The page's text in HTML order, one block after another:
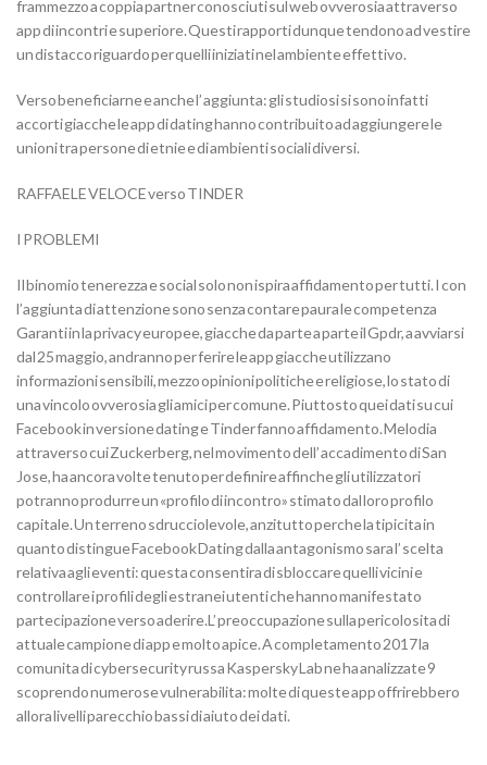
frammezzo a coppia partner conosciuti sul web ovverosia attraverso
app di incontri e superiore. Questi rapporti dunque tendono ad vestire
un distacco riguardo per quelli iniziati nel ambiente effettivo.
Verso beneficiarne e anche l’ aggiunta: gli studiosi si sono infatti
accorti giacche le app di dating hanno contribuito ad aggiungere le
unioni tra persone di etnie e di ambienti sociali diversi.
RAFFAELE VELOCE verso TINDER
I PROBLEMI
Il binomio tenerezza e social solo non ispira affidamento per tutti. I con
l’aggiunta di attenzione sono senza contare paura le competenza
Garanti in la privacy europee, giacche da parte a parte il Gpdr, a avviarsi
dal 25 maggio, andranno per ferire le app giacche utilizzano
informazioni sensibili, mezzo opinioni politiche e religiose, lo stato di
una vincolo ovverosia gli amici per comune. Piuttosto quei dati su cui
Facebook in versione dating e Tinder fanno affidamento. Melodia
attraverso cui Zuckerberg, nel movimento dell’ accadimento di San
Jose, ha ancora volte tenuto per definire affinche gli utilizzatori
potranno produrre un «profilo di incontro» stimato dal loro profilo
capitale. Un terreno sdrucciolevole, anzitutto perche la tipicita in
quanto distingue Facebook Dating dalla antagonismo sara l’ scelta
relativa agli eventi: questa consentira di sbloccare quelli vicini e
controllare i profili degli estranei utenti che hanno manifestato
partecipazione verso aderire.L’ preoccupazione sulla pericolosita di
attuale campione di app e molto apice. A completamento 2017 la
comunita di cybersecurity russa Kaspersky Lab ne ha analizzate 9
scoprendo numerose vulnerabilita: molte di queste app offrirebbero
allora livelli parecchio bassi di aiuto dei dati.